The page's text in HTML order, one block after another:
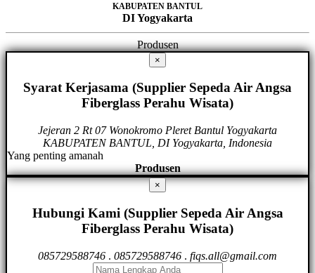
KABUPATEN BANTUL
DI Yogyakarta
Produsen
×
Syarat Kerjasama (Supplier Sepeda Air Angsa
Fiberglass Perahu Wisata)
Jejeran 2 Rt 07 Wonokromo Pleret Bantul Yogyakarta
KABUPATEN BANTUL, DI Yogyakarta, Indonesia
Yang penting amanah
Produsen
×
Hubungi Kami (Supplier Sepeda Air Angsa
Fiberglass Perahu Wisata)
085729588746 . 085729588746 . fiqs.all@gmail.com